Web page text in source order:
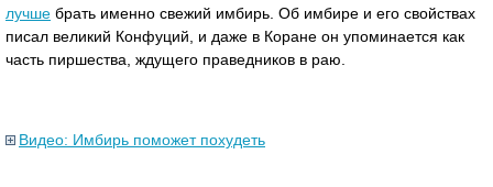
лучше брать именно свежий имбирь. Об имбире и его свойствах
писал великий Конфуций, и даже в Коране он упоминается как
часть пиршества, ждущего праведников в раю.
Видео: Имбирь поможет похудеть